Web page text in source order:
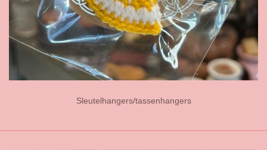
Sleutelhangers/tassenhangers